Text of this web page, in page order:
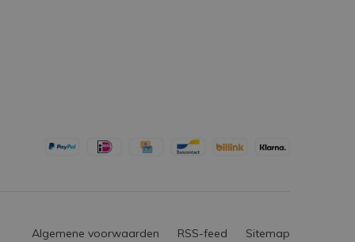
Algemene voorwaarden RSS-feed Sitemap